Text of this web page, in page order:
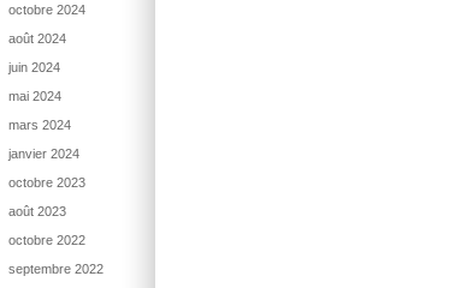
octobre 2024
août 2024
juin 2024
mai 2024
mars 2024
janvier 2024
octobre 2023
août 2023
octobre 2022
septembre 2022